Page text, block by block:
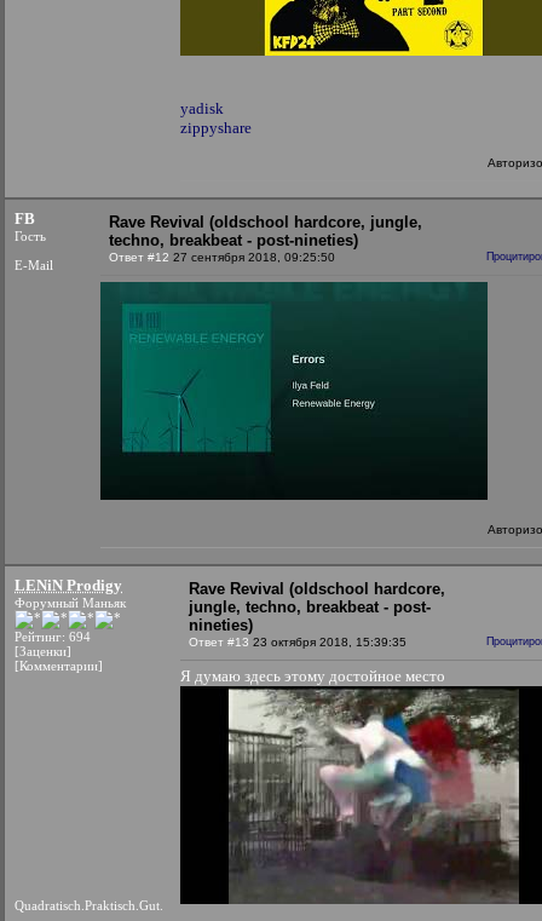
yadisk
zippyshare
FB
Гость
E-Mail
Rave Revival (oldschool hardcore, jungle,
techno, breakbeat - post-nineties)
Ответ #12 27 сентября 2018, 09:25:50
LENiN Prodigy
Форумный Маньяк
Рейтинг: 694
[Заценки]
[Комментарии]
Quadratisch.Praktisch.Gut.
Rave Revival (oldschool hardcore,
jungle, techno, breakbeat - post-
nineties)
Ответ #13 23 октября 2018, 15:39:35
Я думаю здесь этому достойное место